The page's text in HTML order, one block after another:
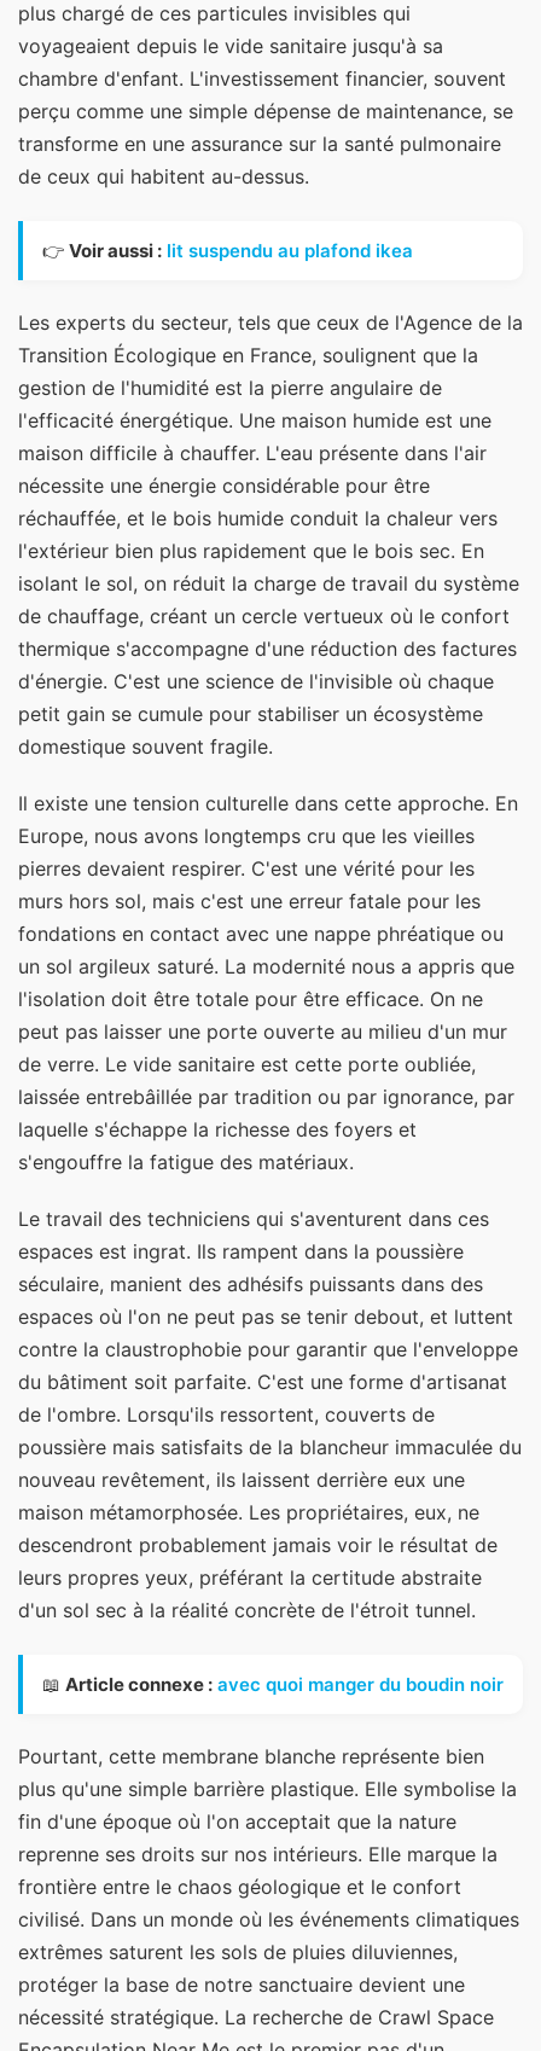
plus chargé de ces particules invisibles qui
voyageaient depuis le vide sanitaire jusqu'à sa
chambre d'enfant. L'investissement financier, souvent
perçu comme une simple dépense de maintenance, se
transforme en une assurance sur la santé pulmonaire
de ceux qui habitent au-dessus.
👉 Voir aussi : lit suspendu au plafond ikea
Les experts du secteur, tels que ceux de l'Agence de la
Transition Écologique en France, soulignent que la
gestion de l'humidité est la pierre angulaire de
l'efficacité énergétique. Une maison humide est une
maison difficile à chauffer. L'eau présente dans l'air
nécessite une énergie considérable pour être
réchauffée, et le bois humide conduit la chaleur vers
l'extérieur bien plus rapidement que le bois sec. En
isolant le sol, on réduit la charge de travail du système
de chauffage, créant un cercle vertueux où le confort
thermique s'accompagne d'une réduction des factures
d'énergie. C'est une science de l'invisible où chaque
petit gain se cumule pour stabiliser un écosystème
domestique souvent fragile.
Il existe une tension culturelle dans cette approche. En
Europe, nous avons longtemps cru que les vieilles
pierres devaient respirer. C'est une vérité pour les
murs hors sol, mais c'est une erreur fatale pour les
fondations en contact avec une nappe phréatique ou
un sol argileux saturé. La modernité nous a appris que
l'isolation doit être totale pour être efficace. On ne
peut pas laisser une porte ouverte au milieu d'un mur
de verre. Le vide sanitaire est cette porte oubliée,
laissée entrebâillée par tradition ou par ignorance, par
laquelle s'échappe la richesse des foyers et
s'engouffre la fatigue des matériaux.
Le travail des techniciens qui s'aventurent dans ces
espaces est ingrat. Ils rampent dans la poussière
séculaire, manient des adhésifs puissants dans des
espaces où l'on ne peut pas se tenir debout, et luttent
contre la claustrophobie pour garantir que l'enveloppe
du bâtiment soit parfaite. C'est une forme d'artisanat
de l'ombre. Lorsqu'ils ressortent, couverts de
poussière mais satisfaits de la blancheur immaculée du
nouveau revêtement, ils laissent derrière eux une
maison métamorphosée. Les propriétaires, eux, ne
descendront probablement jamais voir le résultat de
leurs propres yeux, préférant la certitude abstraite
d'un sol sec à la réalité concrète de l'étroit tunnel.
📖 Article connexe : avec quoi manger du boudin noir
Pourtant, cette membrane blanche représente bien
plus qu'une simple barrière plastique. Elle symbolise la
fin d'une époque où l'on acceptait que la nature
reprenne ses droits sur nos intérieurs. Elle marque la
frontière entre le chaos géologique et le confort
civilisé. Dans un monde où les événements climatiques
extrêmes saturent les sols de pluies diluviennes,
protéger la base de notre sanctuaire devient une
nécessité stratégique. La recherche de Crawl Space